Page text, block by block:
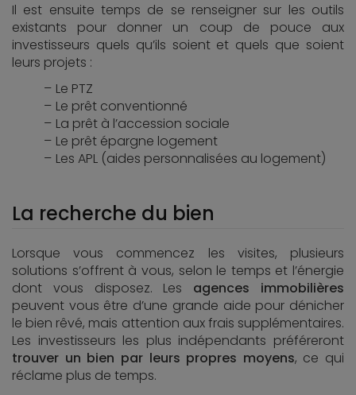
Il est ensuite temps de se renseigner sur les outils
existants pour donner un coup de pouce aux
investisseurs quels qu’ils soient et quels que soient
leurs projets :
Le PTZ
Le prêt conventionné
La prêt à l’accession sociale
Le prêt épargne logement
Les APL (aides personnalisées au logement)
La recherche du bien
Lorsque vous commencez les visites, plusieurs
solutions s’offrent à vous, selon le temps et l’énergie
dont vous disposez. Les agences immobilières
peuvent vous être d’une grande aide pour dénicher
le bien rêvé, mais attention aux frais supplémentaires.
Les investisseurs les plus indépendants préféreront
trouver un bien par leurs propres moyens, ce qui
réclame plus de temps.